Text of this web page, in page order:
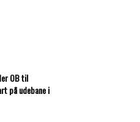
OB til
på udebane i